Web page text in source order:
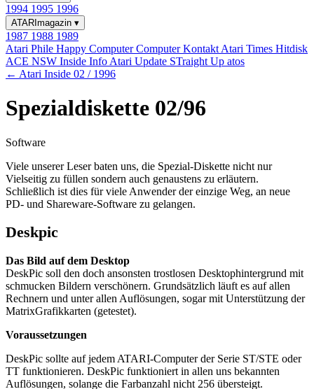
1994 1995 1996
ATARImagazin ▾
1987 1988 1989
Atari Phile Happy ComputerComputer Kontakt Atari Times Hitdisk
ACE NSW Inside Info Atari Update STraight Up atos
← Atari Inside 02 / 1996
Spezialdiskette 02/96
Software
Viele unserer Leser baten uns, die Spezial-Diskette nicht nur
Vielseitig zu füllen sondern auch genaustens zu erläutern.
Schließlich ist dies für viele Anwender der einzige Weg, an neue
PD- und Shareware-Software zu gelangen.
Deskpic
Das Bild auf dem Desktop
DeskPic soll den doch ansonsten trostlosen Desktophintergrund mit
schmucken Bildern verschönern. Grundsätzlich läuft es auf allen
Rechnern und unter allen Auflösungen, sogar mit Unterstützung der
MatrixGrafikkarten (getestet).
Voraussetzungen
DeskPic sollte auf jedem ATARI-Computer der Serie ST/STE oder
TT funktionieren. DeskPic funktioniert in allen uns bekannten
Auflösungen, solange die Farbanzahl nicht 256 übersteigt.